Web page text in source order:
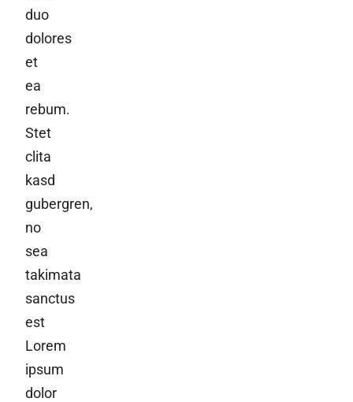
duo
dolores
et
ea
rebum.
Stet
clita
kasd
gubergren,
no
sea
takimata
sanctus
est
Lorem
ipsum
dolor